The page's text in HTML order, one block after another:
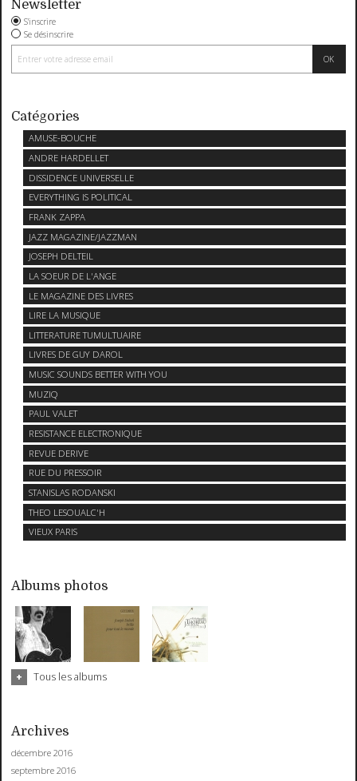
Newsletter
S'inscrire
Se désinscrire
Catégories
AMUSE-BOUCHE
ANDRE HARDELLET
DISSIDENCE UNIVERSELLE
EVERYTHING IS POLITICAL
FRANK ZAPPA
JAZZ MAGAZINE/JAZZMAN
JOSEPH DELTEIL
LA SOEUR DE L'ANGE
LE MAGAZINE DES LIVRES
LIRE LA MUSIQUE
LITTERATURE TUMULTUAIRE
LIVRES DE GUY DAROL
MUSIC SOUNDS BETTER WITH YOU
MUZIQ
PAUL VALET
RESISTANCE ELECTRONIQUE
REVUE DERIVE
RUE DU PRESSOIR
STANISLAS RODANSKI
THEO LESOUALC'H
VIEUX PARIS
Albums photos
Tous les albums
Archives
décembre 2016
septembre 2016